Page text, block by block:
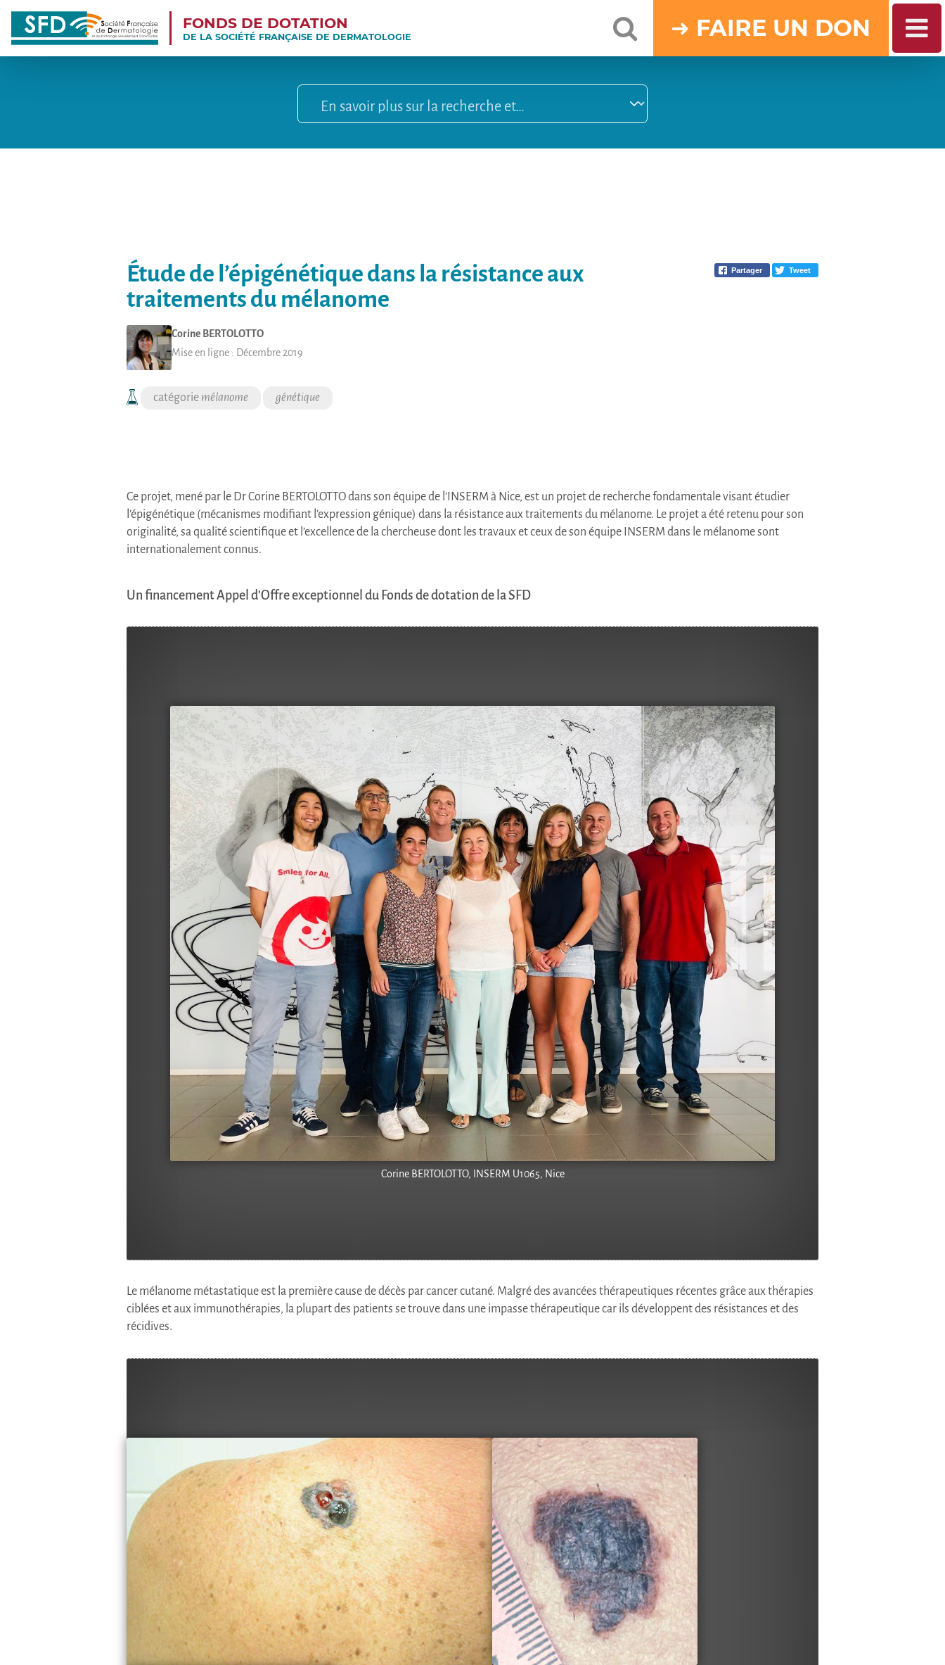
FONDS DE DOTATION
DE LA SOCIÉTÉ FRANÇAISE DE DERMATOLOGIE DON
Partager Tweet
Étude de l’épigénétique dans la résistance aux
traitements du mélanome
Corine BERTOLOTTO
Mise en ligne : Décembre 2019
mélanome génétique
Ce projet, mené par le Dr Corine BERTOLOTTOdans son équipe de l’INSERM à Nice, est un projet de recherche fondamentale visant étudier
l’épigénétique (mécanismes modifiant l’expression génique) dans la résistance aux traitements du mélanome. Le projet a été retenu pour son
originalité, sa qualité scientifique et l’excellence de la chercheuse dont les travaux et ceux de son équipe
INSERM dans le mélanome sont
internationalement connus.
Un financement Appel d’Offre exceptionnel du Fonds de dotation de la SFD
Corine BERTOLOTTO, INSERM U1065, Nice
Le mélanome métastatique est la première cause de décès par cancer cutané. Malgré des avancées thérapeutiques récentes grâce aux thérapies
ciblées et aux immunothérapies, la plupart des patients se trouve dans une impasse thérapeutique car ils développent des résistances et des
récidives.